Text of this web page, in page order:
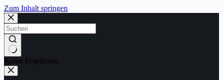
Zum Inhalt springen
Keine Ergebnisse